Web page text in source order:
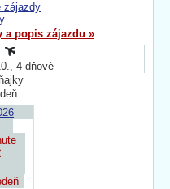
zájazdy
a popis zájazdu »
4 dňové